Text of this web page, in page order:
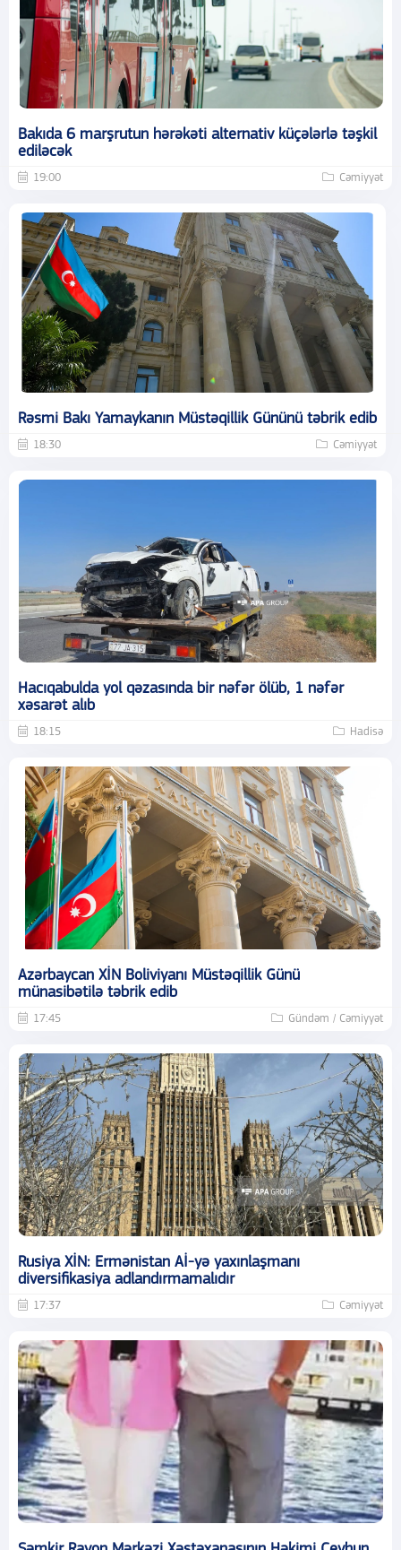
Bakıda 6 marşrutun hərəkəti alternativ küçələrlə təşkil
ediləcək
19:00 Cəmiyyət
Rəsmi Bakı Yamaykanın Müstəqillik Gününü təbrik edib
18:30 Cəmiyyət
Hacıqabulda yol qəzasında bir nəfər ölüb, 1 nəfər
xəsarət alıb
18:15 Hadisə
Azərbaycan XİN Boliviyanı Müstəqillik Günü
münasibətilə təbrik edib
17:45 Gündəm / Cəmiyyət
Rusiya XİN: Ermənistan Aİ-yə yaxınlaşmanı
diversifikasiya adlandırmamalıdır
17:37 Cəmiyyət